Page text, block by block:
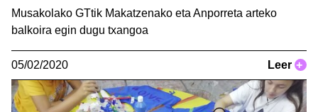
Musakolako GTtik Makatzenako eta Anporreta arteko
balkoira egin dugu txangoa
05/02/2020 Leer +